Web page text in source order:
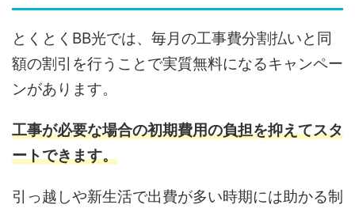
とくとくBB光では、毎月の工事費分割払いと同
額の割引を行うことで実質無料になるキャンペー
ンがあります。
工事が必要な場合の初期費用の負担を抑えてスタ
ートできます。
引っ越しや新生活で出費が多い時期には助かる制